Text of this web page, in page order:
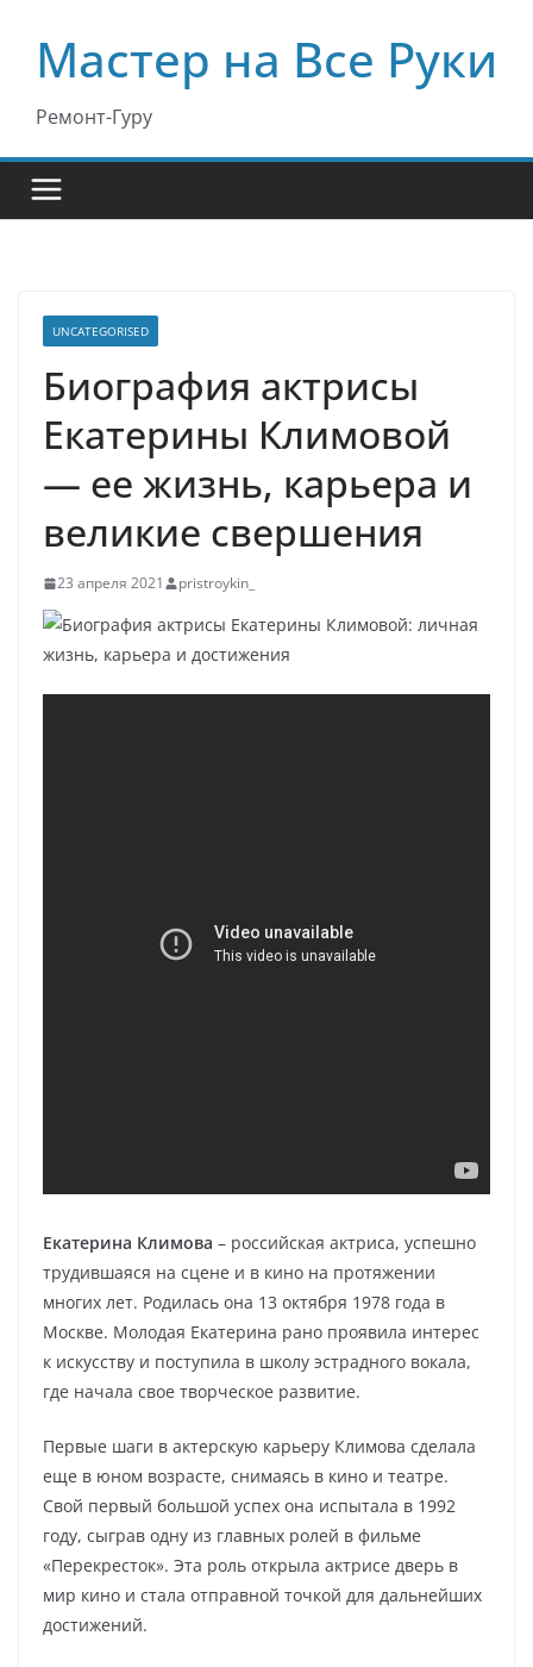
содержимому
Мастер на Все Руки
Ремонт-Гуру
UNCATEGORISED
Биография актрисы
Екатерины Климовой
— ее жизнь, карьера и
великие свершения
23 апреля 2021 pristroykin_
Екатерина Климова – российская актриса, успешно
трудившаяся на сцене и в кино на протяжении
многих лет. Родилась она 13 октября 1978 года в
Москве. Молодая Екатерина рано проявила интерес
к искусству и поступила в школу эстрадного вокала,
где начала свое творческое развитие.
Первые шаги в актерскую карьеру Климова сделала
еще в юном возрасте, снимаясь в кино и театре.
Свой первый большой успех она испытала в 1992
году, сыграв одну из главных ролей в фильме
«Перекресток». Эта роль открыла актрисе дверь в
мир кино и стала отправной точкой для дальнейших
достижений.